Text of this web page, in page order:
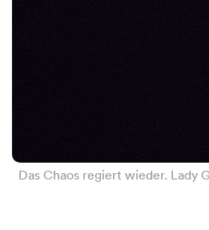
Das Chaos regiert wieder. Lady